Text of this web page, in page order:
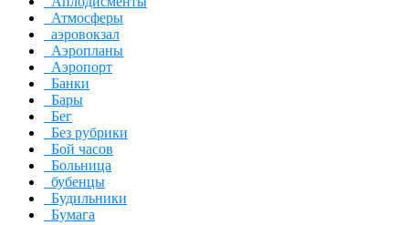
Атмосферы
аэровокзал
Аэропланы
Аэропорт
Банки
Бары
Бег
Без рубрики
Бой часов
Больница
бубенцы
Будильники
Бумага